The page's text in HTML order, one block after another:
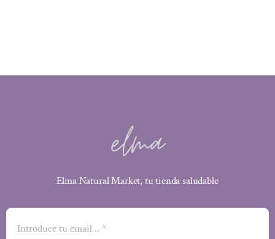
Elma Natural Market, tu tienda saludable